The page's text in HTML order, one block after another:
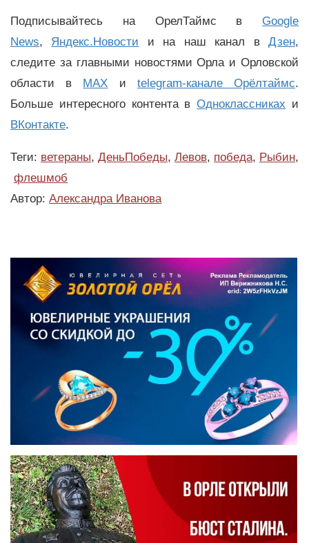
Подписывайтесь на ОрелТаймс в Google
News, Яндекс.Новости и на наш канал вДзен,
следите за главными новостями Орла и Орловской
области в MAX и telegram-канале Орёлтаймс.
Больше интересного контента вОдноклассниках и
ВКонтакте.
Теги: ветераны, ДеньПобеды, Левов, победа, Рыбин,
флешмоб
Автор: Александра Иванова